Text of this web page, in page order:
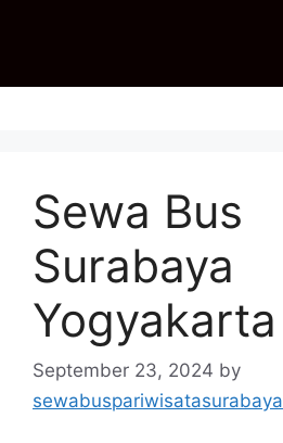
Sewa Bus
Surabaya
Yogyakarta
September 23, 2024 by
sewabuspariwisatasurabaya